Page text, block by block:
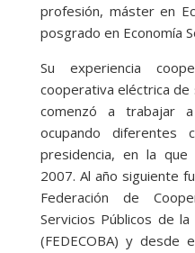
profesión, máster en
posgrado en Economía
Su experiencia
cooperativa eléctrica de
comenzó a trabajar
ocupando diferentes
presidencia, en la
2007. Al año siguiente
Federación de
Servicios Públicos de
(FEDECOBA) y desde